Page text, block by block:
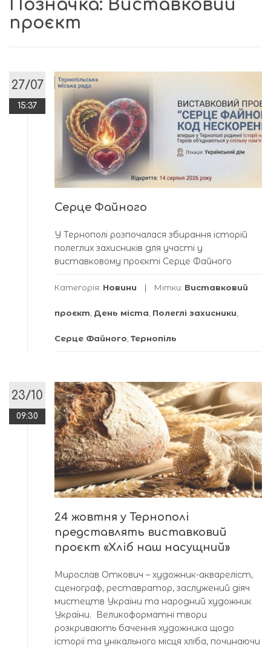
Позначка: Виставковий
проєкт
27/07
15:37
Серце Файного
У Тернополі розпочалася збирання історій
полеглих захисників для участі у
виставковому проєкті Серце Файного
Категорія: Новини Мітки: Виставковий
проєкт День міста Полеглі захисники
Серце Файного Тернопіль
23/10
09:30
24 жовтня у Тернополі
представлять виставковий
проєкт «Хліб наш насущний»
Мирослав Откович – художник-аквареліст,
сценограф, реставратор, заслужений діяч
мистецтв України та народний художник
України. Великоформатні твори
розкривають бачення художника щодо
історії та унікального місця хліба, починаючи